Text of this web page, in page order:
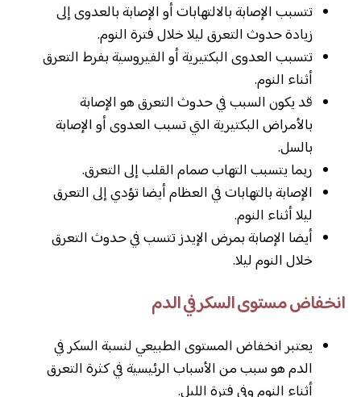
تتسبب الإصابة بالالتهابات أو الإصابة بالعدوى إلى
زيادة حدوث التعرق ليلا خلال فترة النوم.
تتسبب العدوى البكتيرية أو الفيروسية بفرط التعرق
أثناء النوم.
قد يكون السبب في حدوث التعرق هو الإصابة
بالأمراض البكتيرية التي تسبب العدوى أو الإصابة
بالسل.
ربما يتسبب التهاب صمام القلب إلى التعرق.
الإصابة بالتهابات في العظام أيضا تؤدي إلى التعرق
ليلا أثناء النوم.
أيضا الإصابة بمرض الإيدز تتسب في حدوث التعرق
خلال النوم ليلا.
انخفاض مستوى السكر في الدم
يعتبر انخفاض المستوى الطبيعي لنسبة السكر في
الدم هو سبب من الأسباب الرئيسية في كثرة التعرق